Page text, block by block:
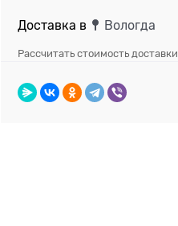
Доставка в Вологда
Рассчитать стоимость доставки